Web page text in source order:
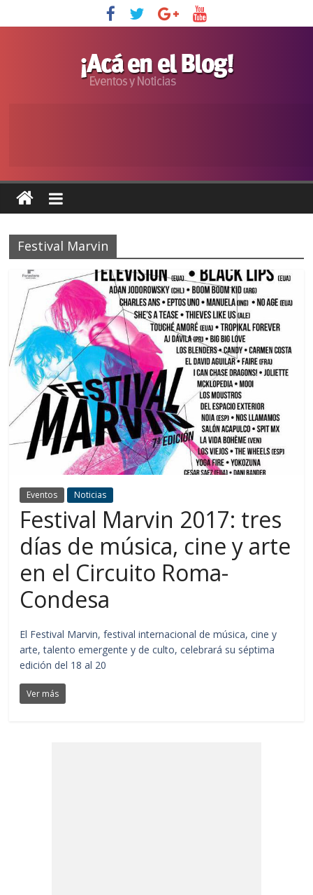
Festival Marvin
Eventos Noticias
Festival Marvin 2017: tres
días de música, cine y arte
en el Circuito Roma-
Condesa
El Festival Marvin, festival internacional de música, cine y
arte, talento emergente y de culto, celebrará su séptima
edición del 18 al 20
Ver más